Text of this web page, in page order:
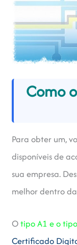
Como
Para obter um,
disponíveis de
sua empresa.
melhor dentro
Otipo A1 e o
Certificado